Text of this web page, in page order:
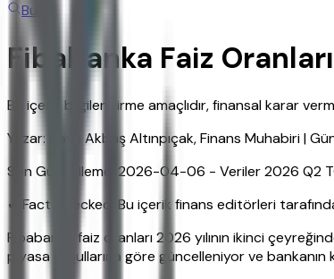
Bul
Fibabanka Faiz
Bu içerik bilgilendirme amaçlıdır, finansal karar
Yazar: Hava Akbaş Altınpıçak, Finans Muhabiri |
Son Güncelleme: 2026-04-06 - Veriler 2026 Q2
✔ Fact Checked: Bu içerik finans editörleri
Fibabanka faiz oranları 2026 yılının ikinci
piyasa koşullarına göre güncelleniyor ve bankanın